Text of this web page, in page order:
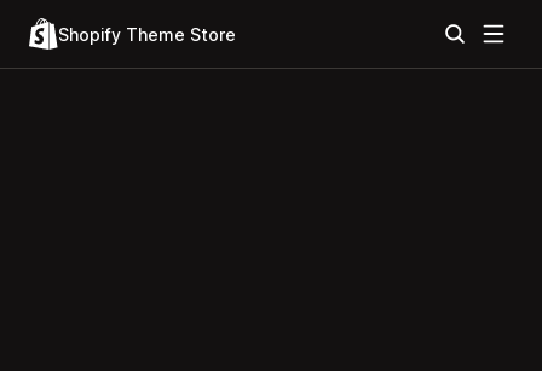
Shopify Theme Store